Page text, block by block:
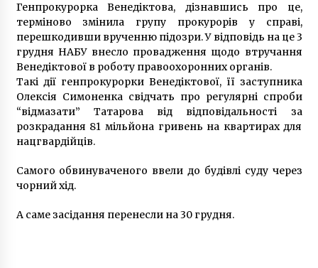
10 років ago
У Києві підпалили мікроавтобус з людьми
7 років ago
Генпрокурорка Венедіктова, дізнавшись про це,
терміново змінила групу прокурорів у справі,
перешкодивши врученню підозри. У відповідь на це 3
грудня НАБУ внесло провадження щодо втручання
Венедіктової в роботу правоохоронних органів.
Такі дії генпрокурорки Венедіктової, її заступника
Олексія Симоненка свідчать про регулярні спроби
“відмазати” Татарова від відповідальності за
розкрадання 81 мільйона гривень на квартирах для
нацгвардійців.
Самого обвинуваченого ввели до будівлі суду через
чорний хід.
А саме засідання перенесли на 30 грудня.